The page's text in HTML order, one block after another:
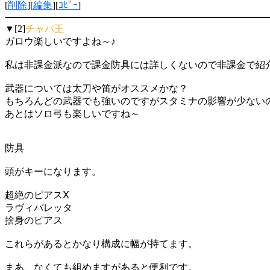
[削除][編集][ｺﾋﾟｰ]
▼[2]チャパ王
ガロウ楽しいですよね～♪
私は非課金派なので課金防具には詳しくないので非課金で紹
武器については太刀や笛がオススメかな？
もちろんどの武器でも強いのですがスタミナの影響が少ない
あとはソロ弓も楽しいですね～
防具
頭がキーになります。
超絶のピアスⅩ
ラヴィバレッタ
捨身のピアス
これらがあるとかなり構成に幅が持てます。
まあ、なくても組めますがあると便利です。